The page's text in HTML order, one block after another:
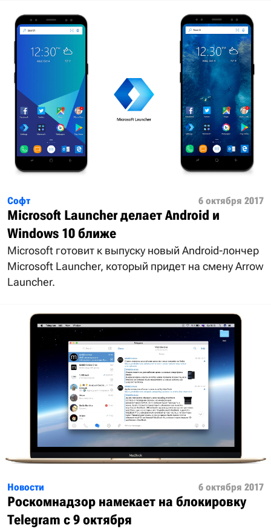
Софт 6 октября 2017
Microsoft Launcher делает Android и
Windows 10 ближе
Microsoft готовит к выпуску новый Android-лончер
Microsoft Launcher, который придет на смену Arrow
Launcher.
Новости 6 октября 2017
Роскомнадзор намекает на блокировку
Telegram с 9 октября